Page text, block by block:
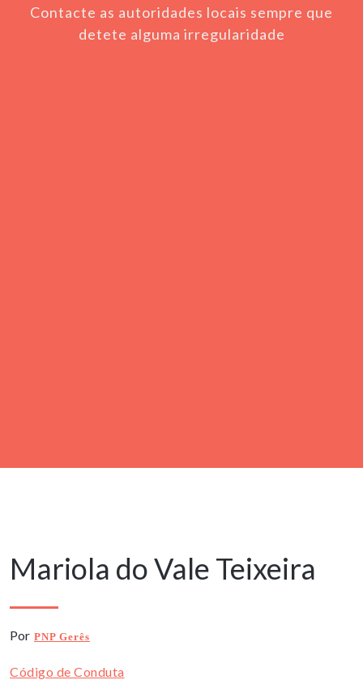
Contacte as autoridades locais sempre que
detete alguma irregularidade
Mariola do Vale Teixeira
Por PNP Gerês
Código de Conduta